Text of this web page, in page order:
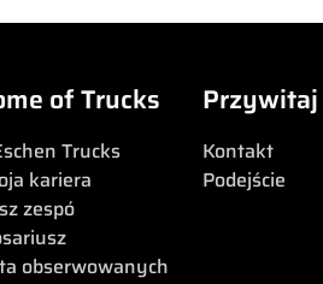
of Trucks
Trucks
kariera
zespó
obserwowanych
Przywitaj
Kontakt
Podejście